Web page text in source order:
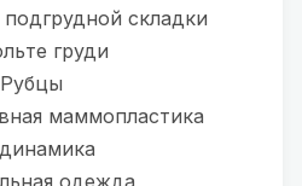
складки
груди
Рубцы
маммопластика